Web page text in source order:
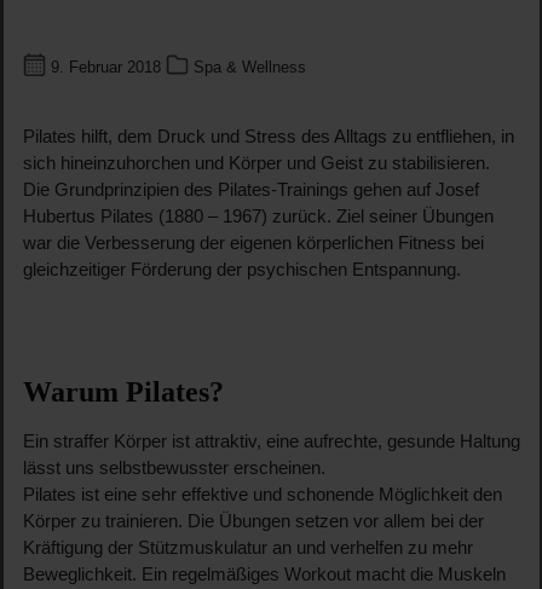
9. Februar 2018 Spa & Wellness
Pilates hilft, dem Druck und Stress des Alltags zu entfliehen, in
sich hineinzuhorchen und Körper und Geist zu stabilisieren.
Die Grundprinzipien des Pilates-Trainings gehen auf Josef
Hubertus Pilates (1880 – 1967) zurück. Ziel seiner Übungen
war die Verbesserung der eigenen körperlichen Fitness bei
gleichzeitiger Förderung der psychischen Entspannung.
Warum Pilates?
Ein straffer Körper ist attraktiv, eine aufrechte, gesunde Haltung
lässt uns selbstbewusster erscheinen.
Pilates ist eine sehr effektive und schonende Möglichkeit den
Körper zu trainieren. Die Übungen setzen vor allem bei der
Kräftigung der Stützmuskulatur an und verhelfen zu mehr
Beweglichkeit. Ein regelmäßiges Workout macht die Muskeln